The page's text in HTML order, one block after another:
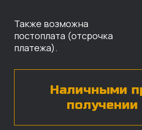
назовут цены и проконсультируют
по нужным деталям.
БЕСПЛАТНАЯ КОНСУЛЬТАЦИЯ